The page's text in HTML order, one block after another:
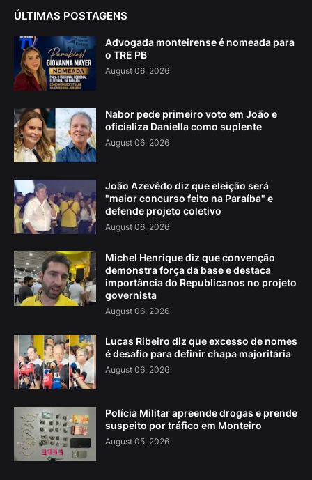
ÚLTIMAS POSTAGENS
Advogada monteirense é nomeada para
o TRE PB
August 06, 2026
Nabor pede primeiro voto em João e
oficializa Daniella como suplente
August 06, 2026
João Azevêdo diz que eleição será
"maior concurso feito na Paraíba" e
defende projeto coletivo
August 06, 2026
Michel Henrique diz que convenção
demonstra força da base e destaca
importância do Republicanos no projeto
governista
August 06, 2026
Lucas Ribeiro diz que excesso de nomes
é desafio para definir chapa majoritária
August 06, 2026
Polícia Militar apreende drogas e prende
suspeito por tráfico em Monteiro
August 05, 2026